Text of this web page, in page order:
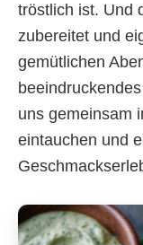
tröstlich ist. Und
zubereitet und
gemütlichen
uns gemeinsam
eintauchen und